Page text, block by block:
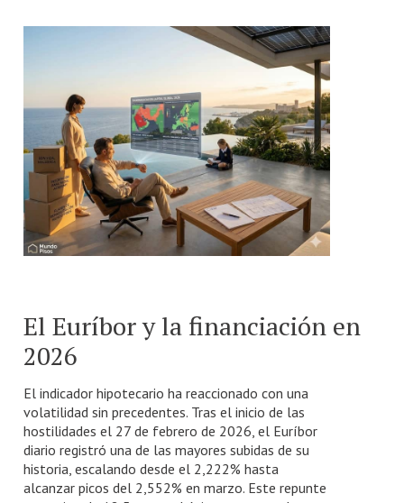
El Euríbor y la financiación en
2026
El indicador hipotecario ha reaccionado con una
volatilidad sin precedentes. Tras el inicio de las
hostilidades el 27 de febrero de 2026, el Euríbor
diario registró una de las mayores subidas de su
historia, escalando desde el 2,222% hasta
alcanzar picos del 2,552% en marzo. Este repunte